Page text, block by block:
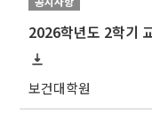
2026학년도 2학기
보건대학원